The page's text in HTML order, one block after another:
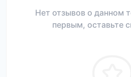
Нет отзывов о данном
первым, оставьте